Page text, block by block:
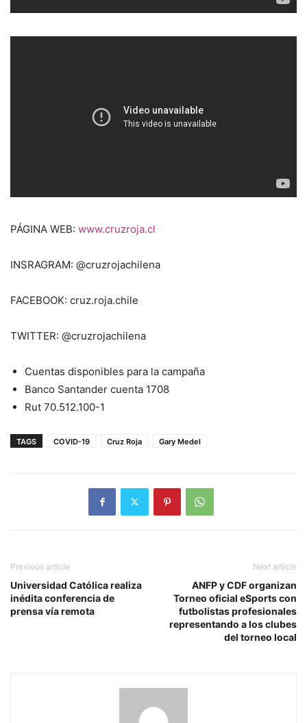
PÁGINA WEB: www.cruzroja.cl
INSRAGRAM: @cruzrojachilena
FACEBOOK: cruz.roja.chile
TWITTER: @cruzrojachilena
Cuentas disponibles para la campaña
Banco Santander cuenta 1708
Rut 70.512.100-1
TAGS COVID-19 Cruz Roja Gary Medel
Previous article
Universidad Católica realiza
inédita conferencia de
prensa vía remota
Next article
ANFP y CDF organizan
Torneo oficial eSports con
futbolistas profesionales
representando a los clubes
del torneo local